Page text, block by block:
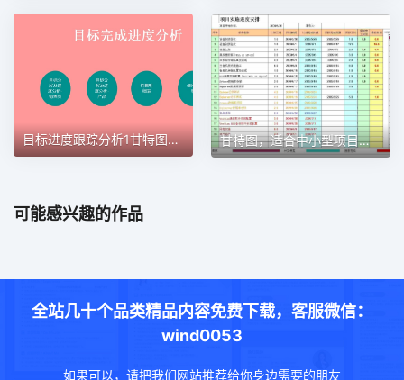
目标进度跟踪分析1甘特图excel模板 甘特图，适合中小型项目管理使用甘特图excel模板
可能感兴趣的作品
全站几十个品类精品内容免费下载，客服微信：
wind0053
如果可以，请把我们网站推荐给你身边需要的朋友